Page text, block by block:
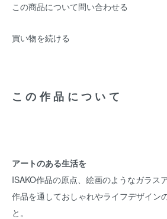
この商品について問い合わせる
買い物を続ける
この作品について
アートのある生活を
ISAKO作品の原点、絵画のようなガラス
作品を通しておしゃれやライフデザイン
と。